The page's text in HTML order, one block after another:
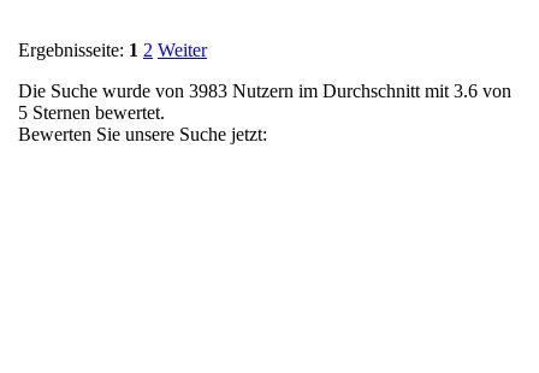
Ergebnisseite: 1 2 Weiter
Die Suche wurde von 3983 Nutzern im Durchschnitt mit 3.6 von
5 Sternen bewertet.
Bewerten Sie unsere Suche jetzt: